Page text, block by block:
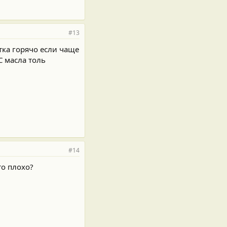
#13
горячо если чаще
масла толь
#14
плохо?